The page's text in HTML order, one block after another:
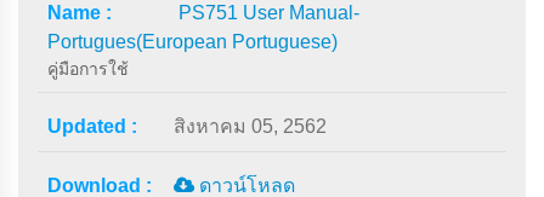
PS751 User Manual-
Portugues(European Portuguese)
คู่มือการใช้
สิงหาคม 05, 2562
ดาวน์โหลด